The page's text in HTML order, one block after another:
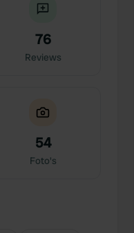
76
Reviews
54
Foto's